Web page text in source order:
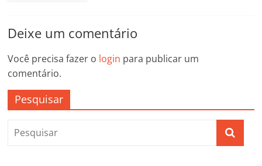
Deixe um comentário
Você precisa fazer o login para publicar um
comentário.
Pesquisar